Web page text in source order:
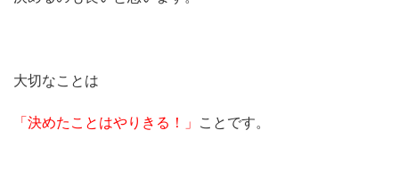
大切なことは
「決めたことはやりきる！」 ことです。